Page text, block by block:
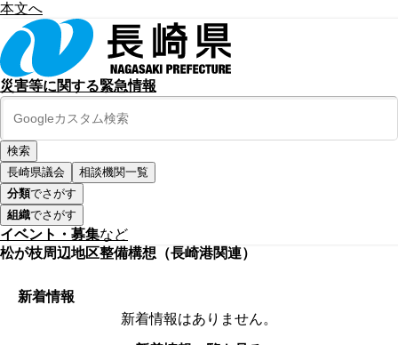
本文へ
災害等に関する緊急情報
長崎県議会
相談機関一覧
分類でさがす
組織でさがす
イベント・募集など
松が枝周辺地区整備構想（長崎港関連）
新着情報
新着情報はありません。